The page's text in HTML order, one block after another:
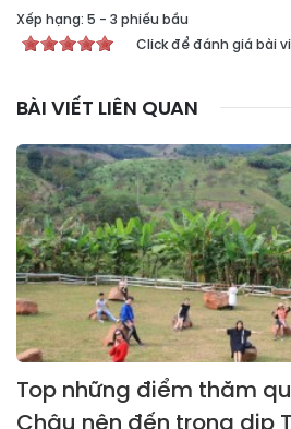
Xếp hạng: 5 - 3 phiếu bầu
Click để đánh giá bài
BÀI VIẾT LIÊN QUAN
Top những điểm thăm
Châu nên đến trong dịp